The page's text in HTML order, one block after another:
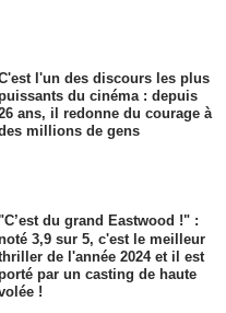
l'un des discours les plus
du cinéma : depuis
ans, il redonne du courage à
millions de gens
du grand Eastwood !" :
3,9 sur 5, c'est le meilleur
de l'année 2024 et il est
par un casting de haute
!